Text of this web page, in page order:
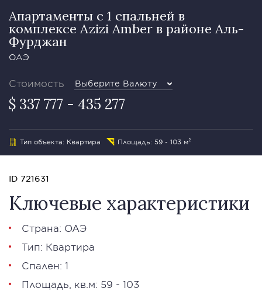
Апартаменты с 1 спальней в
комплексе Azizi Amber в районе Аль-
Фурджан
ОАЭ
Стоимость Выберите Валюту
$ 337 777 - 435 277
Тип объекта: Квартира Площадь: 59 - 103 м²
ID 721631
Ключевые характеристики
Страна: ОАЭ
Тип: Квартира
Спален: 1
Площадь, кв.м: 59 - 103